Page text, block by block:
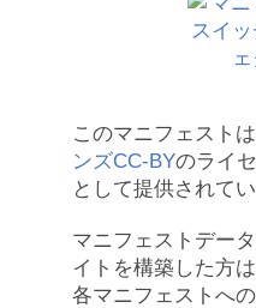
このマニフェストは
ンズCC-BYのライ
として提供されてい
マニフェストデー
イトを構築した方は
各マニフェストへ